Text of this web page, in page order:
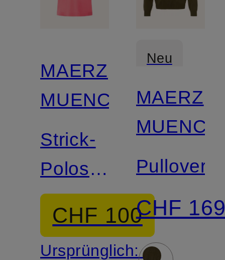
MAERZ
MUENCHEN
Strick-
Poloshirt
aus
Merinowolle
CHF 100
Ursprünglich:
Neu
MAERZ
Pullover
CHF